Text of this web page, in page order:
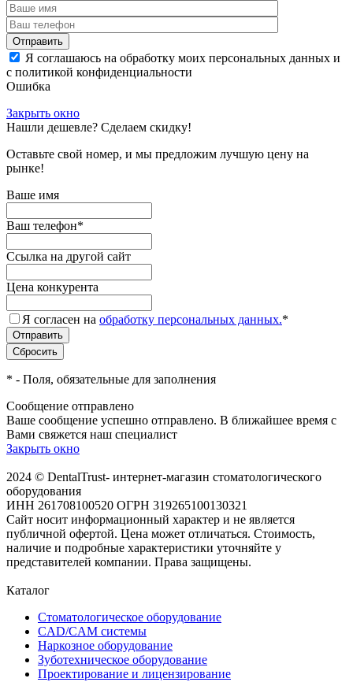
Отправить
Я соглашаюсь на обработку моих персональных данных и
с политикой конфиденциальности
Ошибка
Закрыть окно
Нашли дешевле? Сделаем скидку!
Оставьте свой номер, и мы предложим лучшую цену на
рынке!
Ваше имя
Ваш телефон*
Ссылка на другой сайт
Цена конкурента
Я согласен на обработку персональных данных.*
* - Поля, обязательные для заполнения
Сообщение отправлено
Ваше сообщение успешно отправлено. В ближайшее время с
Вами свяжется наш специалист
Закрыть окно
2024 © DentalTrust- интернет-магазин стоматологического
оборудования
ИНН 261708100520 ОГРН 319265100130321
Сайт носит информационный характер и не является
публичной офертой. Цена может отличаться. Стоимость,
наличие и подробные характеристики уточняйте у
представителей компании. Права защищены.
Каталог
Стоматологическое оборудование
CAD/CAM системы
Наркозное оборудование
Зуботехническое оборудование
Проектирование и лицензирование